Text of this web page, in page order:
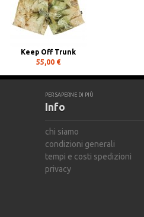
Keep Off Trunk
55,00 €
PER SAPERNE DI PIÙ
Info
chi siamo
condizioni generali
tempi e costi spedizioni
privacy